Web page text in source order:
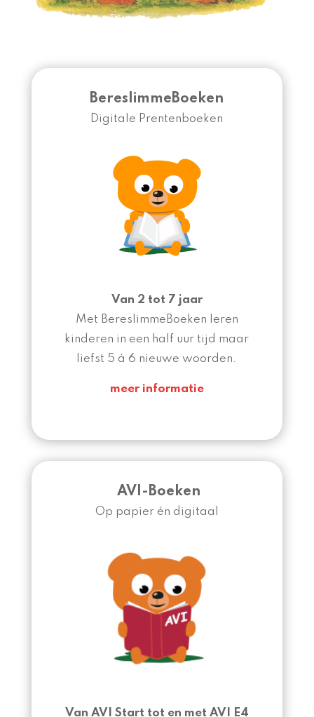
BereslimmeBoeken
Digitale Prentenboeken
Van 2 tot 7 jaar
Met BereslimmeBoeken leren
kinderen in een half uur tijd maar
liefst 5 à 6 nieuwe woorden.
meer informatie
AVI-Boeken
Op papier én digitaal
Van AVI Start tot en met AVI E4